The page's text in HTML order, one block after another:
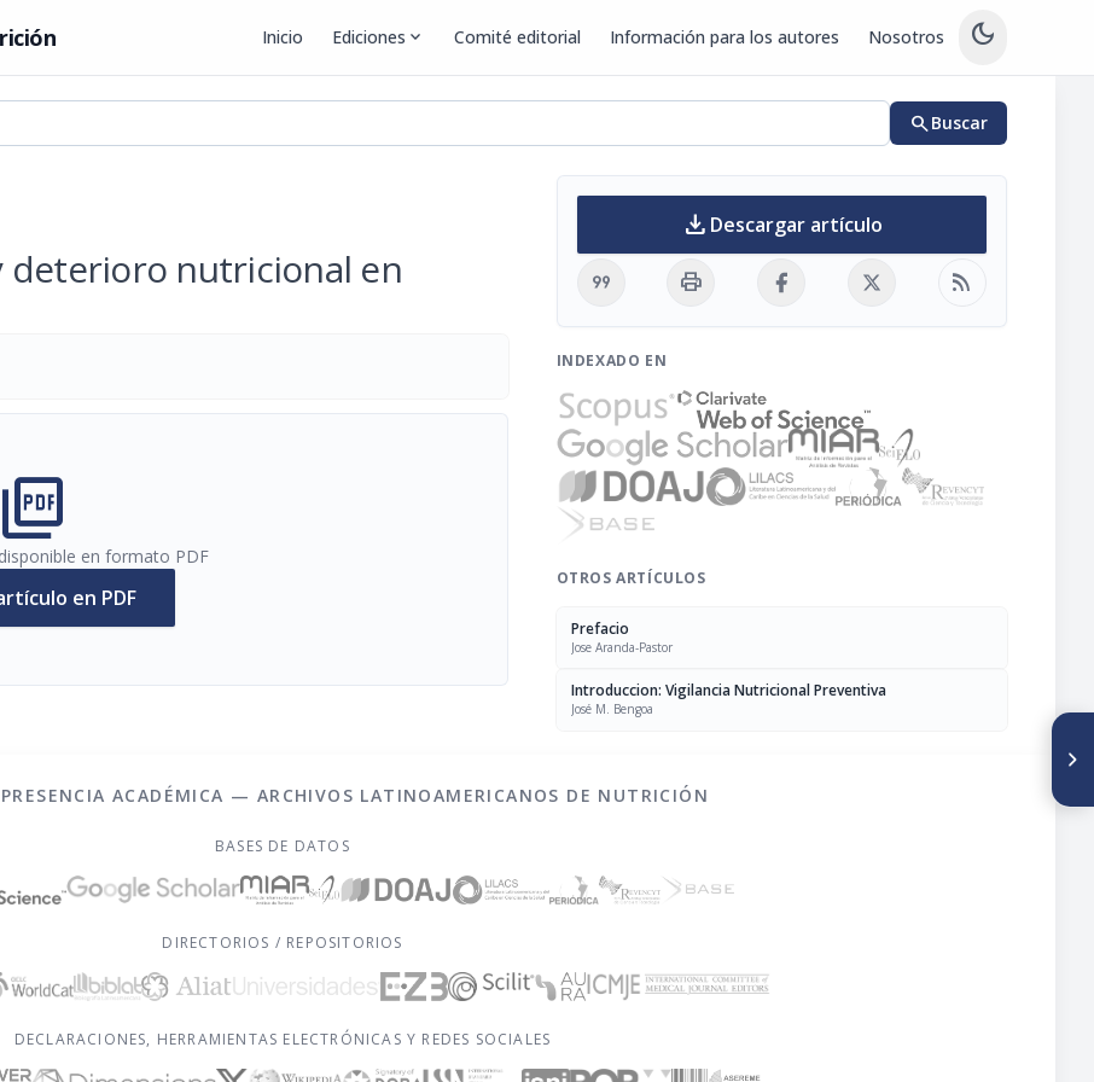
Inicio Ediciones expand_more Comité editorial Información para los autores Nosotros dark_mode
searchBuscar
deterioro nutricional en
picture_as_pdf
en formato PDF
en PDF
download Descargar artículo
format_quote print rss_feed
INDEXADO EN
OTROS ARTÍCULOS
Prefacio
Jose Aranda-Pastor
Introduccion: Vigilancia Nutricional Preventiva
José M. Bengoa
ACADÉMICA — ARCHIVOS LATINOAMERICANOS DE NUTRICIÓN
BASES DE DATOS
DIRECTORIOS / REPOSITORIOS
DECLARACIONES, HERRAMIENTAS ELECTRÓNICAS Y REDES SOCIALES